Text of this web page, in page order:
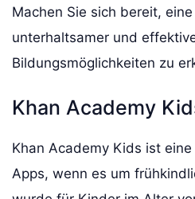
Machen Sie sich bereit,
unterhaltsamer und
Bildungsmöglichkeiten zu
Khan Academy
Khan Academy Kids ist
Apps, wenn es um